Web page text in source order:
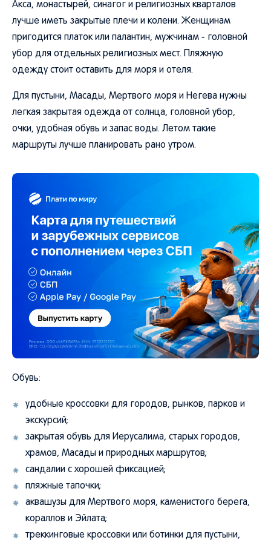
Акса, монастырей, синагог и религиозных кварталов
лучше иметь закрытые плечи и колени. Женщинам
пригодится платок или палантин, мужчинам - головной
убор для отдельных религиозных мест. Пляжную
одежду стоит оставить для моря и отеля.
Для пустыни, Масады, Мертвого моря и Негева нужны
легкая закрытая одежда от солнца, головной убор,
очки, удобная обувь и запас воды. Летом такие
маршруты лучше планировать рано утром.
Обувь:
удобные кроссовки для городов, рынков, парков и
экскурсий;
закрытая обувь для Иерусалима, старых городов,
храмов, Масады и природных маршрутов;
сандалии с хорошей фиксацией;
пляжные тапочки;
аквашузы для Мертвого моря, каменистого берега,
кораллов и Эйлата;
треккинговые кроссовки или ботинки для пустыни,